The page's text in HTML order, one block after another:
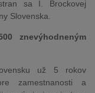
sa I. Brockovej
Slovenska.
znevýhodneným
už 5 rokov
zamestnanosti a